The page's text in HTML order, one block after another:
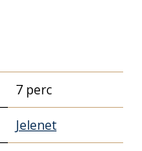
7 perc
Jelenet